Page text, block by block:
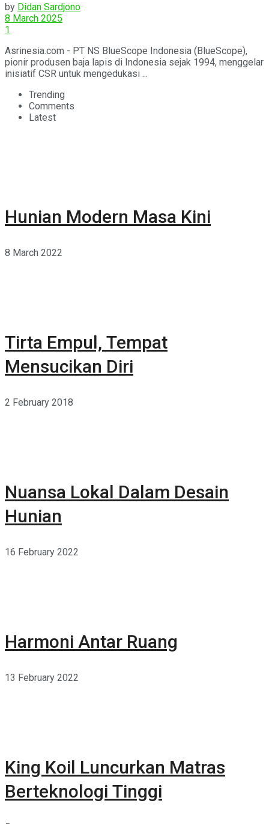
by Didan Sardjono
8 March 2025
1
Asrinesia.com - PT NS BlueScope Indonesia (BlueScope),
pionir produsen baja lapis di Indonesia sejak 1994, menggelar
inisiatif CSR untuk mengedukasi ...
Trending
Comments
Latest
Hunian Modern Masa Kini
8 March 2022
Tirta Empul, Tempat
Mensucikan Diri
2 February 2018
Nuansa Lokal Dalam Desain
Hunian
16 February 2022
Harmoni Antar Ruang
13 February 2022
King Koil Luncurkan Matras
Berteknologi Tinggi